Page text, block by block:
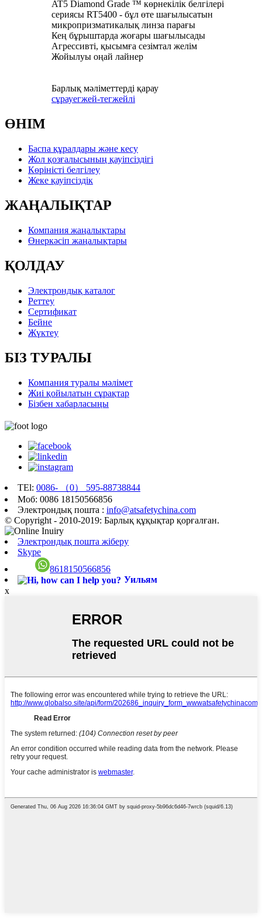
AT5 Diamond Grade ™ көрнекілік белгілері
сериясы RT5400 - бұл өте шағылысатын
микропризматикалық линза парағы
Кең бұрыштарда жоғары шағылысады
Агрессивті, қысымға сезімтал желім
Жойылуы оңай лайнер
Барлық мәліметтерді қарау
сұрауегжей-тегжейлі
ӨНІМ
Баспа құралдары және кесу
Жол қозғалысының қауіпсіздігі
Көріністі белгілеу
Жеке қауіпсіздік
ЖАҢАЛЫҚТАР
Компания жаңалықтары
Өнеркәсіп жаңалықтары
ҚОЛДАУ
Электрондық каталог
Реттеу
Сертификат
Бейне
Жүктеу
БІЗ ТУРАЛЫ
Компания туралы мәлімет
Жиі қойылатын сұрақтар
Бізбен хабарласыңы
TEl: 0086- （0） 595-88738844
Моб: 0086 18150566856
Электрондық пошта : info@atsafetychina.com
© Copyright - 2010-2019: Барлық құқықтар қорғалған.
Электрондық пошта жіберу
Skype
8618150566856
Уильям
x